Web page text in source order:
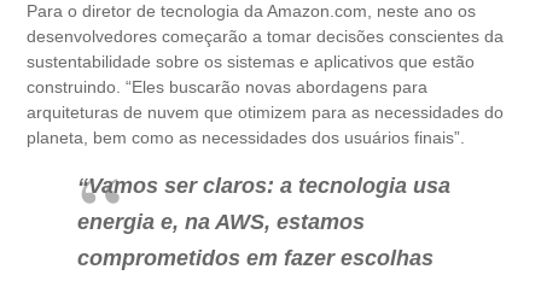
Para o diretor de tecnologia da Amazon.com, neste ano os
desenvolvedores começarão a tomar decisões conscientes da
sustentabilidade sobre os sistemas e aplicativos que estão
construindo. “Eles buscarão novas abordagens para
arquiteturas de nuvem que otimizem para as necessidades do
planeta, bem como as necessidades dos usuários finais”.
“Vamos ser claros: a tecnologia usa
energia e, na AWS, estamos
comprometidos em fazer escolhas